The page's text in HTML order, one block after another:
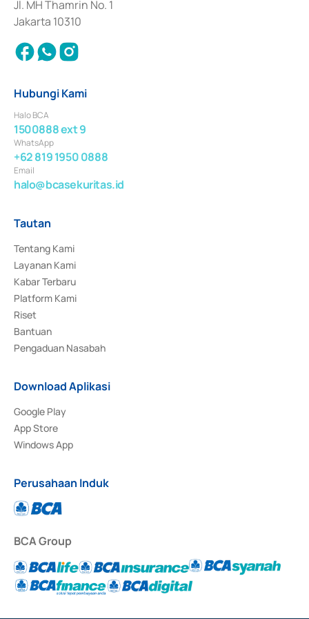
Jl. MH Thamrin No. 1
Jakarta 10310
Hubungi Kami
Halo BCA
1500888 ext 9
WhatsApp
+62 819 1950 0888
Email
halo@bcasekuritas.id
Tautan
Tentang Kami
Layanan Kami
Kabar Terbaru
Platform Kami
Riset
Bantuan
Pengaduan Nasabah
Download Aplikasi
Google Play
App Store
Windows App
Perusahaan Induk
BCA Group